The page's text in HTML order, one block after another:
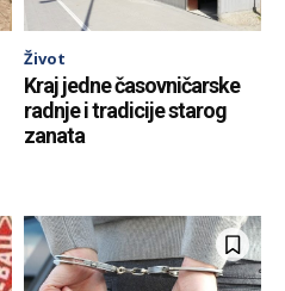
Život
Kraj jedne časovničarske
radnje i tradicije starog
zanata